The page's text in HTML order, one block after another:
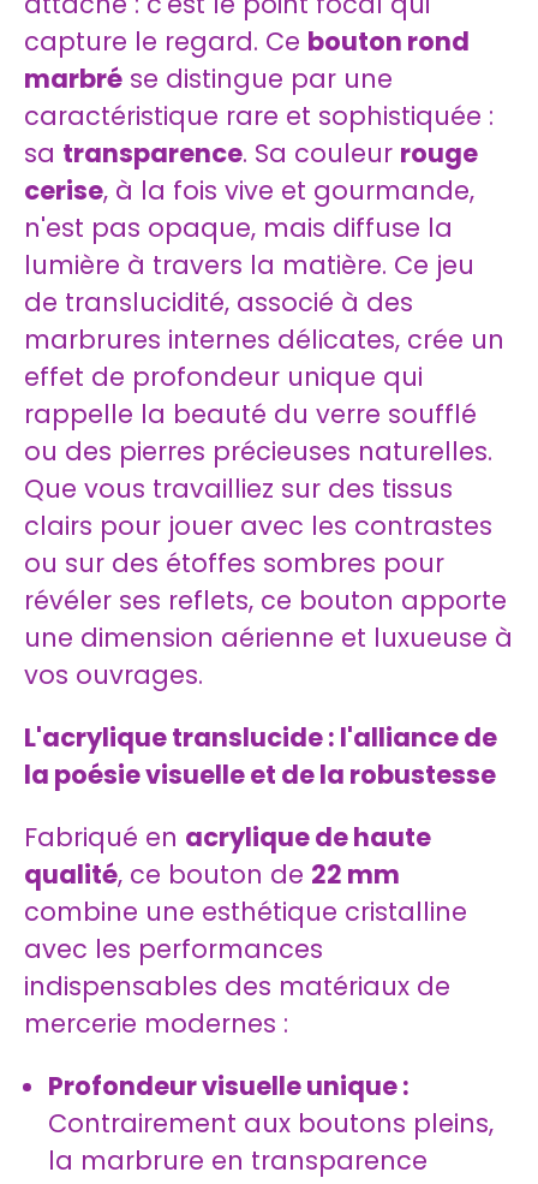
capture le regard. Ce bouton rond
marbré se distingue par une
caractéristique rare et sophistiquée :
sa transparence. Sa couleur rouge
cerise, à la fois vive et gourmande,
n'est pas opaque, mais diffuse la
lumière à travers la matière. Ce jeu
de translucidité, associé à des
marbrures internes délicates, crée un
effet de profondeur unique qui
rappelle la beauté du verre soufflé
ou des pierres précieuses naturelles.
Que vous travailliez sur des tissus
clairs pour jouer avec les contrastes
ou sur des étoffes sombres pour
révéler ses reflets, ce bouton apporte
une dimension aérienne et luxueuse à
vos ouvrages.
L'acrylique translucide : l'alliance de
la poésie visuelle et de la robustesse
Fabriqué en acrylique de haute
qualité, ce bouton de 22 mm
combine une esthétique cristalline
avec les performances
indispensables des matériaux de
mercerie modernes :
Profondeur visuelle unique :
Contrairement aux boutons pleins,
la marbrure en transparence